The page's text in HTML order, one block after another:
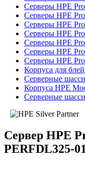
Серверы HPE
Серверы HPE
Серверы HPE
Серверы HPE
Серверы HPE
Серверы HPE
Серверы HPE
Корпуса для
Серверные
Корпуса HPE
Серверные
Сервер HPE
PERFDL325-